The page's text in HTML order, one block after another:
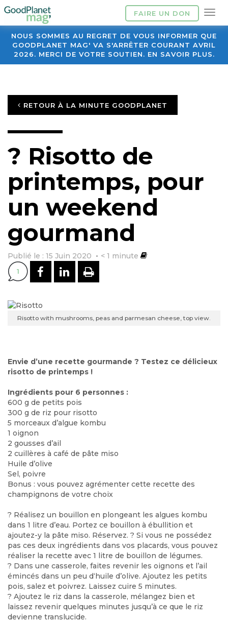
FAIRE UN DON
NOUS SOMMES AU REGRET DE VOUS INFORMER QUE
GOODPLANET MAG' VA S'ARRÊTER COURANT AVRIL
2026. MERCI DE VOTRE SOUTIEN. EN SAVOIR PLUS.
RETOUR À LA MINUTE GOODPLANET
? Risotto de
printemps, pour
un weekend
gourmand
Publié le : 15 Juin 2020 < 1 minute
1 PARTAGER SUR FACEBOOK
PARTAGER SUR
IMPRIMER
Risotto with mushrooms, peas and parmesan cheese, top view.
Envie d’une recette gourmande ? Testez ce délicieux
risotto de printemps !
Ingrédients pour 6 personnes :
600 g de petits pois
300 g de riz pour risotto
5 morceaux d’algue kombu
1 oignon
2 gousses d’ail
2 cuillères à café de pâte miso
Huile d’olive
Sel, poivre
Bonus : vous pouvez agrémenter cette recette des
champignons de votre choix
? Réalisez un bouillon en plongeant les algues kombu
dans 1 litre d’eau. Portez ce bouillon à ébullition et
ajoutez-y la pâte miso. Réservez. ? Si vous ne possédez
pas ces deux ingrédients dans vos placards, vous pouvez
réaliser la recette avec 1 litre de bouillon de légumes.
? Dans une casserole, faites revenir les oignons et l’ail
émincés dans un peu d‘huile d’olive. Ajoutez les petits
pois, salez et poivrez. Laissez cuire 5 minutes.
? Ajoutez le riz dans la casserole, mélangez bien et
laissez revenir quelques minutes jusqu’à ce que le riz
devienne translucide.